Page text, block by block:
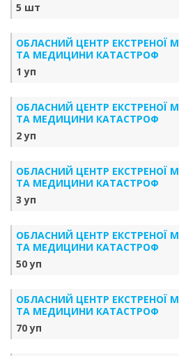
5 шт
ОБЛАСНИЙ ЦЕНТР ЕКСТРЕНОЇ
ТА МЕДИЦИНИ КАТАСТРОФ
1 уп
ОБЛАСНИЙ ЦЕНТР ЕКСТРЕНОЇ
ТА МЕДИЦИНИ КАТАСТРОФ
2 уп
ОБЛАСНИЙ ЦЕНТР ЕКСТРЕНОЇ
ТА МЕДИЦИНИ КАТАСТРОФ
3 уп
ОБЛАСНИЙ ЦЕНТР ЕКСТРЕНОЇ
ТА МЕДИЦИНИ КАТАСТРОФ
50 уп
ОБЛАСНИЙ ЦЕНТР ЕКСТРЕНОЇ
ТА МЕДИЦИНИ КАТАСТРОФ
70 уп